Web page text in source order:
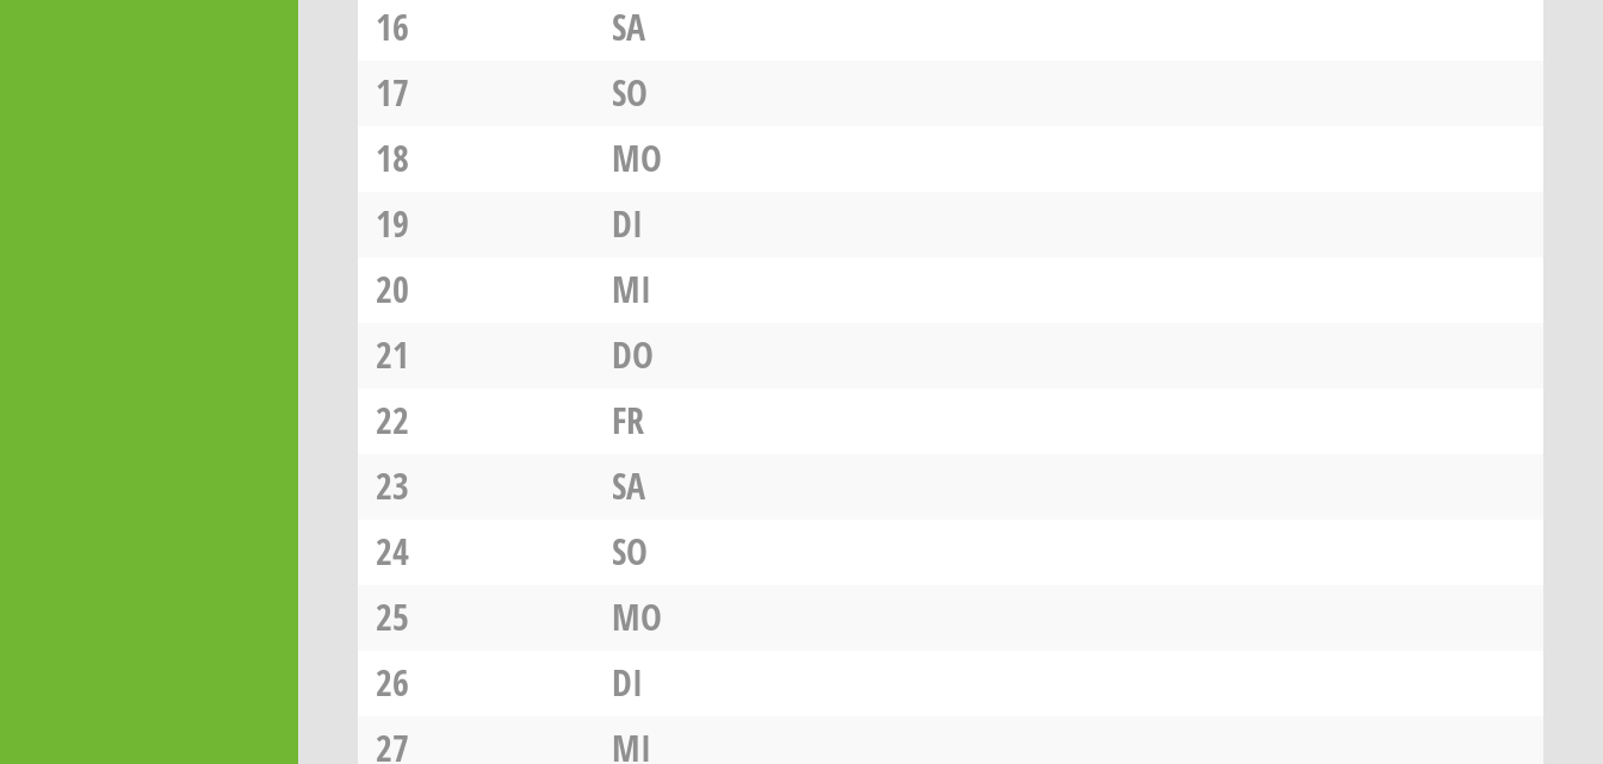
16
SA
17
SO
18
MO
19
DI
20
MI
21
DO
22
FR
23
SA
24
SO
25
MO
26
DI
27
MI